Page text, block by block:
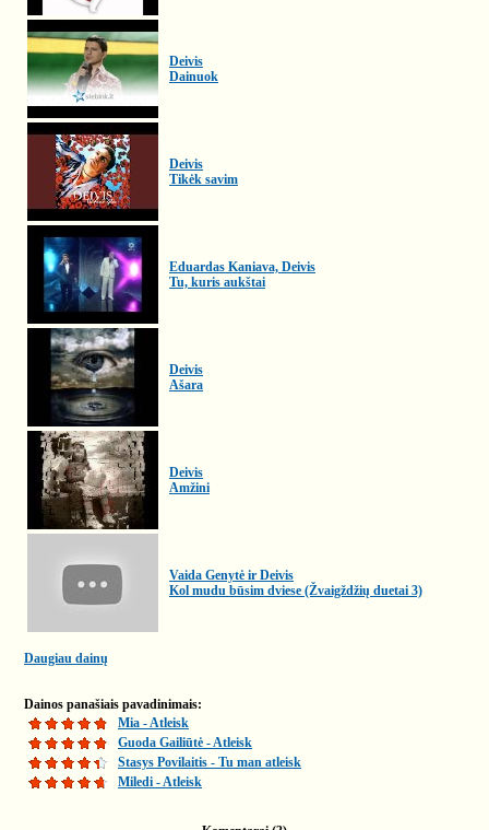
Deivis
Dainuok
Deivis
Tikėk savim
Eduardas Kaniava, Deivis
Tu, kuris aukštai
Deivis
Ašara
Deivis
Amžini
Vaida Genytė ir Deivis
Kol mudu būsim dviese (Žvaigždžių duetai 3)
Daugiau dainų
Dainos panašiais pavadinimais:
Mia - Atleisk
Guoda Gailiūtė - Atleisk
Stasys Povilaitis - Tu man atleisk
Miledi - Atleisk